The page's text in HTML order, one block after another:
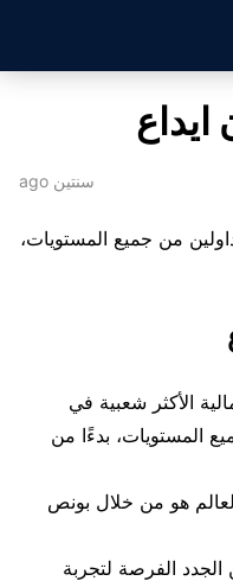
سنتين ago
من جميع المستويات،
الأكثر شعبية في
المستويات، بدءًا من
هو من خلال بونص
الجدد الفرصة لتجربة